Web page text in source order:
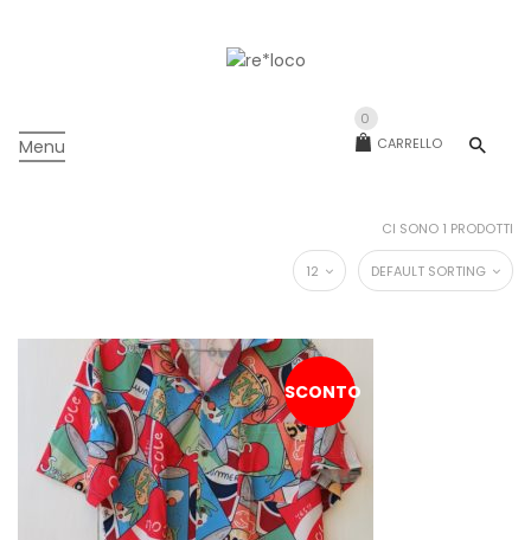
Menu CARRELLO
0
CI SONO 1 PRODOTTI
DEFAULT SORTING
12
SCONTO